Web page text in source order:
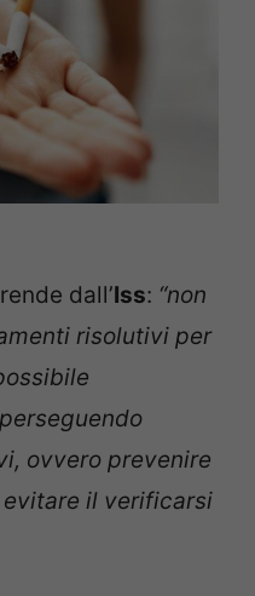
dall’Iss: “non
risolutivi per
ovvero prevenire
evitare il verificarsi